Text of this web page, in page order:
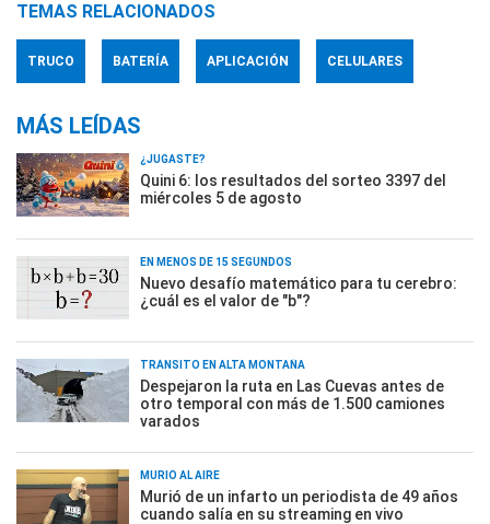
TEMAS RELACIONADOS
TRUCO BATERÍA APLICACIÓN CELULARES
MÁS LEÍDAS
¿JUGASTE?
Quini 6: los resultados del sorteo 3397 del
miércoles 5 de agosto
EN MENOS DE 15 SEGUNDOS
Nuevo desafío matemático para tu cerebro:
¿cuál es el valor de "b"?
TRÁNSITO EN ALTA MONTAÑA
Despejaron la ruta en Las Cuevas antes de
otro temporal con más de 1.500 camiones
varados
MURIÓ AL AIRE
Murió de un infarto un periodista de 49 años
cuando salía en su streaming en vivo